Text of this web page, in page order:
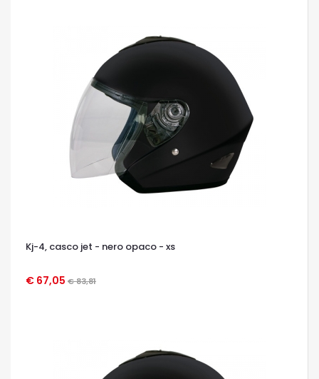
Kj-4, casco jet - nero opaco - xs
€ 67,05 € 83,81
OCCHIATA VELOCE